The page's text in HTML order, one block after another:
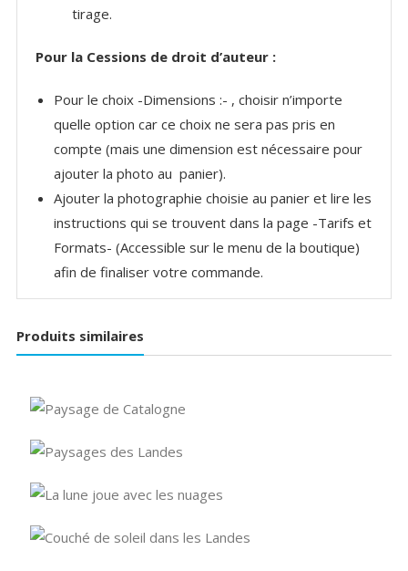
tirage.
Pour la Cessions de droit d’auteur :
Pour le choix -Dimensions :- , choisir n’importe
quelle option car ce choix ne sera pas pris en
compte (mais une dimension est nécessaire pour
ajouter la photo au panier).
Ajouter la photographie choisie au panier et lire les
instructions qui se trouvent dans la page -Tarifs et
Formats- (Accessible sur le menu de la boutique)
afin de finaliser votre commande.
Produits similaires